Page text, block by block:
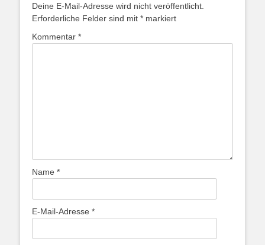
Deine E-Mail-Adresse wird nicht veröffentlicht.
Erforderliche Felder sind mit * markiert
Kommentar *
Name *
E-Mail-Adresse *